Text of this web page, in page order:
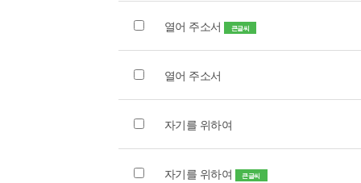
열어 주소서 큰글씨
열어 주소서
자기를 위하여
자기를 위하여 큰글씨